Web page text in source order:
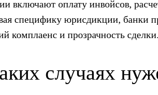
включают оплату инвойсов,
специфику юрисдикции, банки
комплаенс и прозрачность сделки.
случаях